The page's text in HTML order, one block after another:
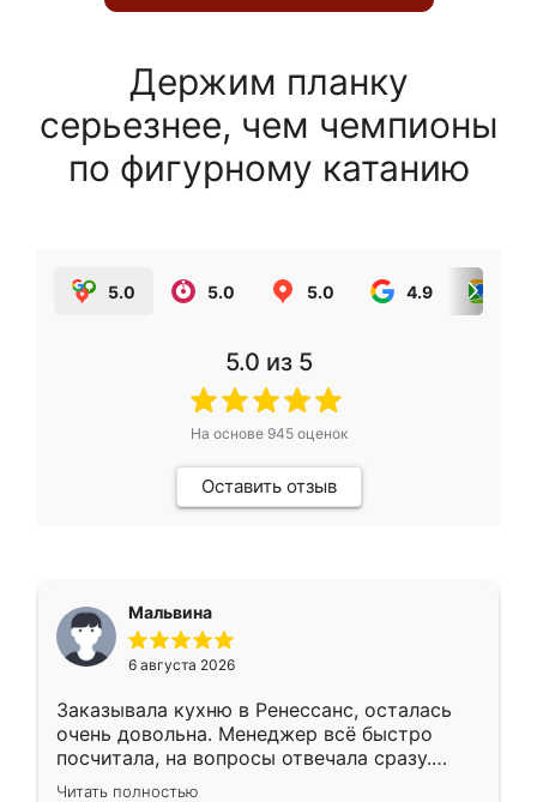
Держим планку
серьезнее, чем чемпионы
по фигурному катанию
5.0 5.0 5.0 4.9
5.0 из 5
На основе 945оценок
Оставить отзыв
Мальвина
6 августа 2026
Заказывала кухню в Ренессанс, осталась
очень довольна. Менеджер всё быстро
посчитала, на вопросы отвечала сразу.
Замерщик приехал в субботу, подошёл к
Читать полностью